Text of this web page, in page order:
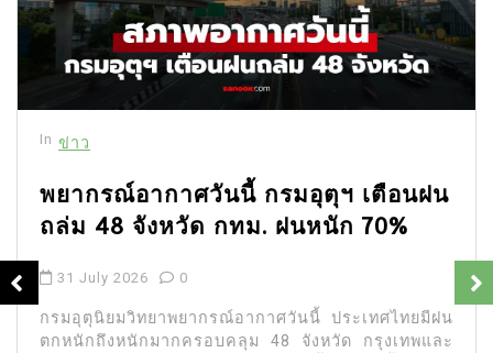
In ข่าว
พยากรณ์อากาศวันนี้ กรมอุตุฯ เตือนฝน
ถล่ม 48 จังหวัด กทม. ฝนหนัก 70%
31 July 2026 0
กรมอุตุนิยมวิทยาพยากรณ์อากาศวันนี้ ประเทศไทยมีฝน
ตกหนักถึงหนักมากครอบคลุม 48 จังหวัด กรุงเทพและ